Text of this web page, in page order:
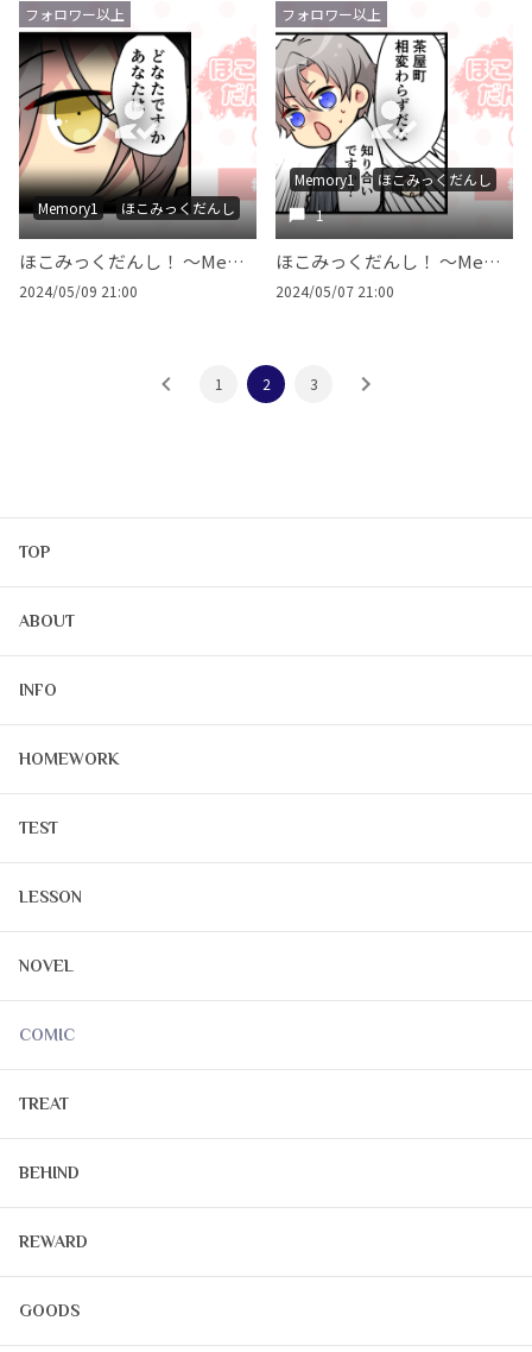
フォロワー以上
Memory1 ほこみっくだんし
ほこみっくだんし！ ～Memory 1～ #012
2024/05/09 21:00
フォロワー以上
Memory1
ほこみっくだんし
1
ほこみっくだんし！ ～Memory 1～ #011
2024/05/07 21:00
1 2 3
TOP
ABOUT
INFO
HOMEWORK
TEST
LESSON
NOVEL
COMIC
TREAT
BEHIND
REWARD
GOODS